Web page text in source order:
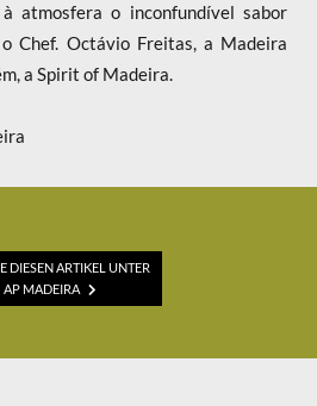
atmosfera o inconfundível sabor
Chef. Octávio Freitas, a Madeira
a Spirit of Madeira.
DIESEN ARTIKEL UNTER
AP MADEIRA